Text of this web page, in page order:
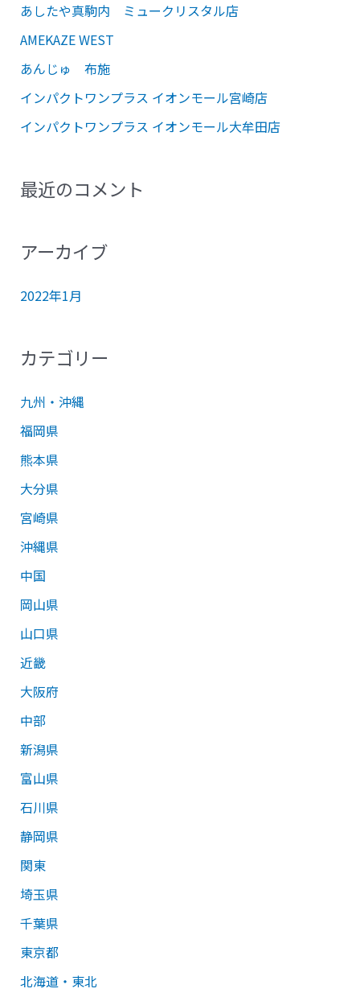
あしたや真駒内 ミュークリスタル店
AMEKAZE WEST
あんじゅ 布施
インパクトワンプラス イオンモール宮崎店
インパクトワンプラス イオンモール大牟田店
最近のコメント
アーカイブ
2022年1月
カテゴリー
九州・沖縄
福岡県
熊本県
大分県
宮崎県
沖縄県
中国
岡山県
山口県
近畿
大阪府
中部
新潟県
富山県
石川県
静岡県
関東
埼玉県
千葉県
東京都
北海道・東北